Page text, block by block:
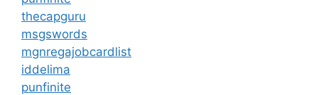
thecapguru
msgswords
mgnregajobcardlist
iddelima
punfinite